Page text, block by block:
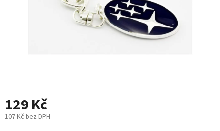
129 Kč
107 Kč bez DPH